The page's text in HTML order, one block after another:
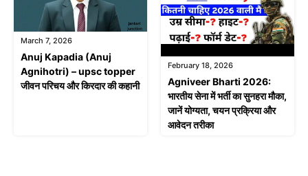
March 7, 2026
Anuj Kapadia (Anuj
Agnihotri) – upsc topper
जीवन परिचय और किरदार की कहानी
February 18, 2026
Agniveer Bharti 2026:
भारतीय सेना में भर्ती का सुनहरा मौका,
जानें योग्यता, चयन प्रक्रिया और
आवेदन तरीका